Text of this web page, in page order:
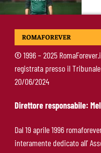
rilevò
ROMAFOREVER
©1996 – 2025
registrata presso il
20/06/2024
Direttore responsabile:
Dal 19 aprile 1996
interamente dedicato all’